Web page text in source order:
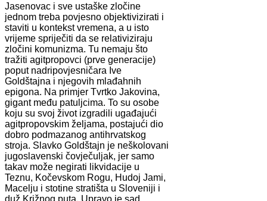
Jasenovac i sve ustaške zločine
jednom treba povjesno objektivizirati i
staviti u kontekst vremena, a u isto
vrijeme spriječiti da se relativiziraju
zločini komunizma. Tu nemaju što
tražiti agitpropovci (prve generacije)
poput nadripovjesničara Ive
Goldštajna i njegovih mlađahnih
epigona. Na primjer Tvrtko Jakovina,
gigant među patuljcima. To su osobe
koju su svoj život izgradili ugađajući
agitpropovskim željama, postajući dio
dobro podmazanog antihrvatskog
stroja. Slavko Goldštajn je neškolovani
jugoslavenski čovječuljak, jer samo
takav može negirati likvidacije u
Teznu, Kočevskom Rogu, Hudoj Jami,
Macelju i stotine stratišta u Sloveniji i
duž Križnog puta. Upravo je sad